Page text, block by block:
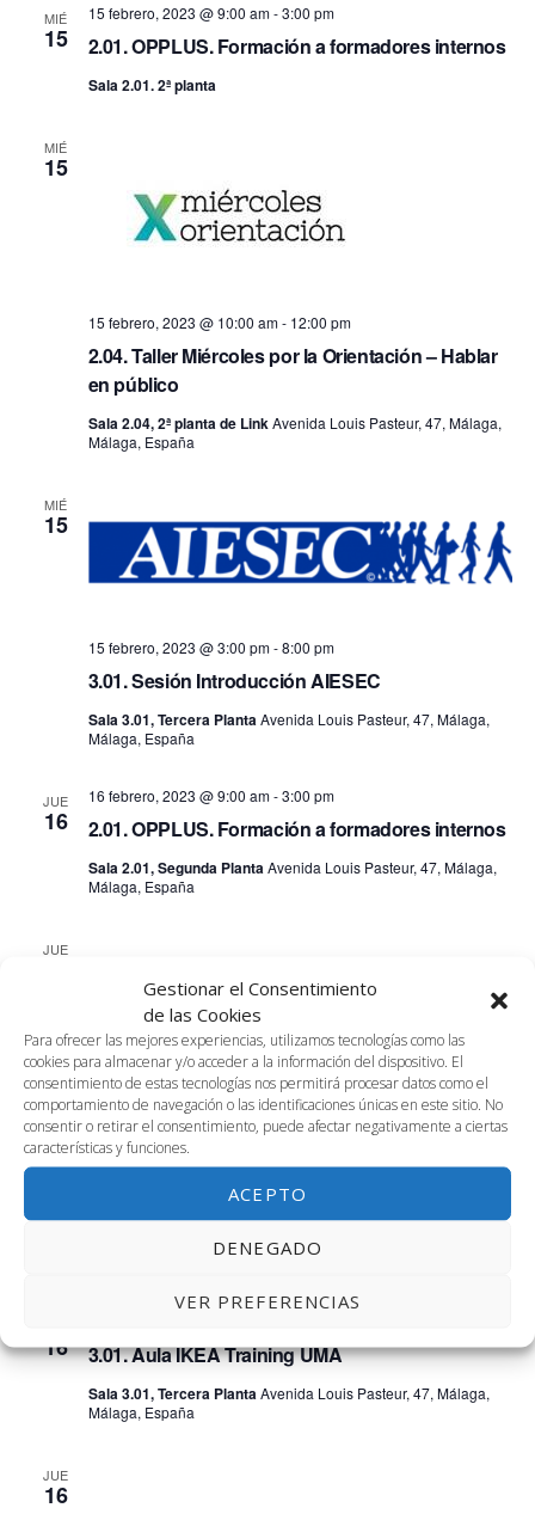
Gestionar el Consentimiento
de las Cookies
Para ofrecer las mejores experiencias, utilizamos tecnologías como las
cookies para almacenar y/o acceder a la información del dispositivo. El
consentimiento de estas tecnologías nos permitirá procesar datos como el
comportamiento de navegación o las identificaciones únicas en este sitio. No
consentir o retirar el consentimiento, puede afectar negativamente a ciertas
características y funciones.
ACEPTO
DENEGADO
VER PREFERENCIAS
de
MIÉ
15 2.01. OPPLUS. Formación a formadores internos
15 febrero, 2023 @ 9:00 am-3:00 pm
Sala 2.01. 2ª planta
MIÉ
15
2.04. Taller Miércoles por la Orientación – Hablar
en público
15 febrero, 2023 @ 10:00 am- 12:00 pm
Sala 2.04, 2ª planta de LinkAvenida Louis Pasteur, 47, Málaga,
Málaga, España
MIÉ
15
3.01. Sesión Introducción AIESEC
15 febrero, 2023 @ 3:00 pm-8:00 pm
Sala 3.01, Tercera PlantaAvenida Louis Pasteur, 47, Málaga,
Málaga, España
JUE
16 2.01. OPPLUS. Formación a formadores internos
16 febrero, 2023 @ 9:00 am-3:00 pm
Sala 2.01, Segunda PlantaAvenida Louis Pasteur, 47, Málaga,
Málaga, España
JUE
Coworking: Workshop Viewnext
16 febrero, 2023 @ 9:00 am-6:00 pm
Coworking, Cuarta PlantaAvenida Louis Pasteur, 47, Málaga,
16 3.01. Aula IKEA Training UMA
Sala 3.01, Tercera PlantaAvenida Louis Pasteur, 47, Málaga,
Málaga, España
JUE
16